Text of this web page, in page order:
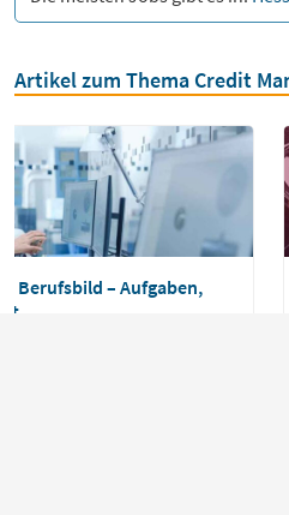
Artikel zum Thema Credit
Berufsbild – Aufgaben,